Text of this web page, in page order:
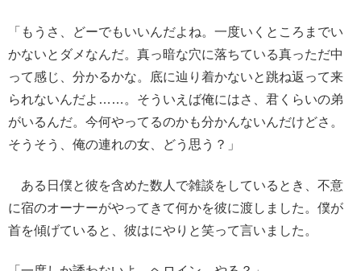
「もうさ、どーでもいいんだよね。一度いくところまでい
かないとダメなんだ。真っ暗な穴に落ちている真っただ中
って感じ、分かるかな。底に辿り着かないと跳ね返って来
られないんだよ……。そういえば俺にはさ、君くらいの弟
がいるんだ。今何やってるのかも分かんないんだけどさ。
そうそう、俺の連れの女、どう思う？」
ある日僕と彼を含めた数人で雑談をしているとき、不意
に宿のオーナーがやってきて何かを彼に渡しました。僕が
首を傾げていると、彼はにやりと笑って言いました。